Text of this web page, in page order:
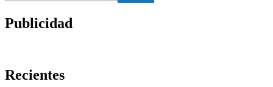
Publicidad
Recientes